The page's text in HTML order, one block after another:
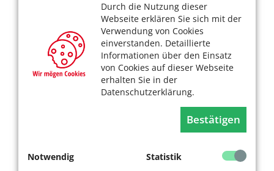
Durch die Nutzung dieser
Webseite erklären Sie sich mit der
Verwendung von Cookies
einverstanden. Detaillierte
Informationen über den Einsatz
von Cookies auf dieser Webseite
erhalten Sie in der
Datenschutzerklärung.
Bestätigen
Notwendig
Statistik